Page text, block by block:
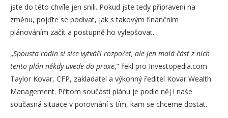
jste do této chvíle jen snili. Pokud jste tedy připraveni na
změnu, pojďte se podívat, jak s takovým finančním
plánováním začít a postupně ho vylepšovat.
„Spousta rodin si sice vytváří rozpočet, ale jen malá část z nich
tento plán někdy uvede do praxe,” řekl pro Investopedia.com
Taylor Kovar, CFP, zakladatel a výkonný ředitel Kovar Wealth
Management. Přitom součástí plánu je podle něj i naše
současná situace v porovnání s tím, kam se chceme dostat.